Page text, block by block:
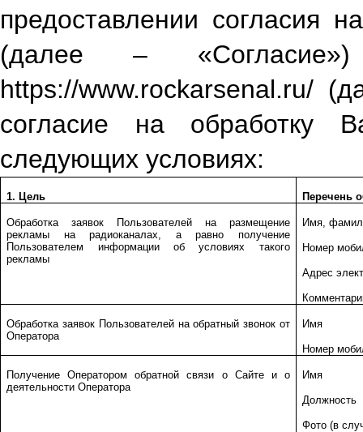
предоставлении согласия
(далее –
https://www.rockarsenal.ru/
согласие на обработку
следующих условиях:
1. Цель Перечень
Обработка заявок Пользователей на размещение
рекламы на радиоканалах, а равно получение
Пользователем информации об условиях такого
рекламы
Имя,
Номер
Адрес
Обработка заявок Пользователей на обратный звонок от
Оператора
Имя
Номер
Получение Оператором обратной связи о Сайте и о
деятельности Оператора
Имя
Должность
Фото (в